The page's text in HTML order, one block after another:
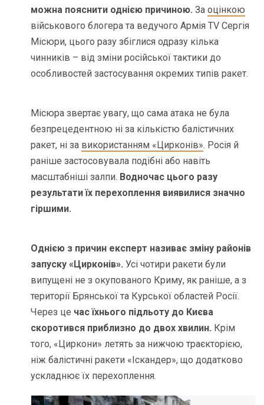
можна пояснити однією причиною. Заоцінкою
військового блогера та ведучого Армія TV Сергія
Місюри, цього разу збіглися одразу кілька
чинників – від зміни російської тактики до
особливостей застосування окремих типів ракет.
Місюра звертає увагу, що сама атака не була
безпрецедентною ні за кількістю балістичних
ракет, ні за використанням «Цирконів». Росія й
раніше застосовувала подібні або навіть
масштабніші залпи. Водночас цього разу
результати їх перехоплення виявилися значно
гіршими.
Однією з причин експерт називає зміну районів
запуску «Цирконів». Усі чотири ракети були
випущені не з окупованого Криму, як раніше, а з
території Брянської та Курської областей Росії.
Через це час їхнього підльоту до Києва
скоротився приблизно до двох хвилин. Крім
того, «Циркони» летять за нижчою траєкторією,
ніж балістичні ракети «Іскандер», що додатково
ускладнює їх перехоплення.